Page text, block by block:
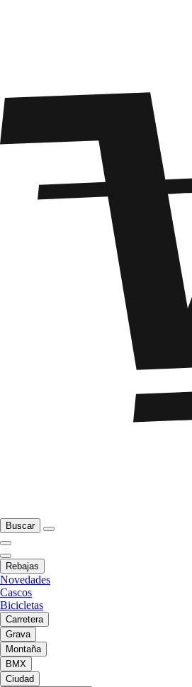
Buscar
Rebajas
Novedades
Cascos
Bicicletas
Carretera
Grava
Montaña
BMX
Ciudad